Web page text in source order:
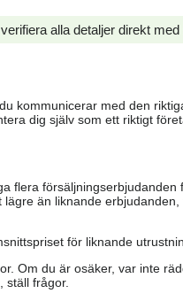
alla detaljer direkt med
kommunicerar med den
dig själv som ett riktigt
flera
än liknande
för liknande
Om du är osäker, var inte
ställ frågor.